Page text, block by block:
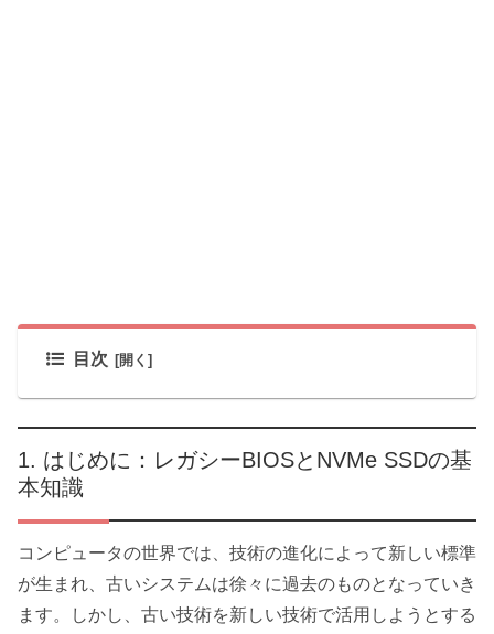
目次
はじめに：レガシーBIOSとNVMe SSDの基
本知識
コンピュータの世界では、技術の進化によって新しい標準
が生まれ、古いシステムは徐々に過去のものとなっていき
ます。しかし、古い技術を新しい技術で活用しようとする